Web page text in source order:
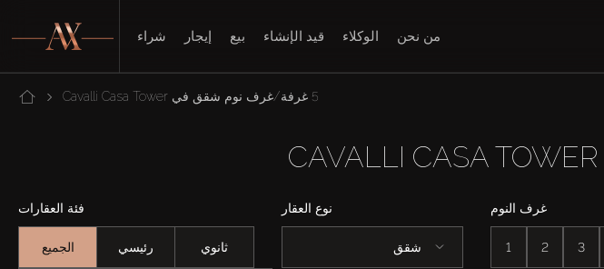
شراء إيجار بيع قيد الإنشاء الوكلاء من نحن
5 غرفة/غرف نوم شقق في Cavalli Casa Tower
فئة العقارات
الجميع رئيسي ثانوي
نوع العقار
شقق
غرف النوم
1 2 3